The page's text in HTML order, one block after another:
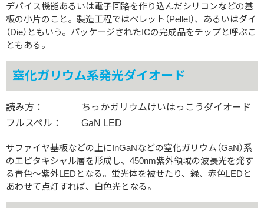
デバイス機能あるいは電子回路を作り込んだシリコンなどの基
板の小片のこと。製造工程ではペレット（Pellet）、あるいはダイ
（Die）ともいう。パッケージされたICの完成品をチップと呼ぶこ
ともある。
窒化ガリウム系発光ダイオード
読み方：
ちっかガリウムけいはっこうダイオード
フルスペル：
GaN LED
サファイヤ基板などの上にInGaNなどの窒化ガリウム（GaN）系
のエピタキシャル層を形成し、450nm紫外領域の波長光を発す
る青色〜紫外LEDとなる。蛍光体を被せたり、緑、赤色LEDと
あわせて点灯すれば、白色光となる。